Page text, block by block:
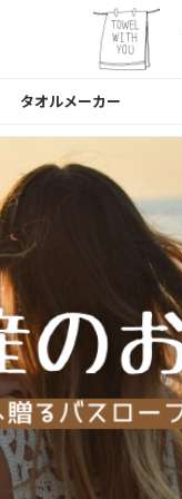
タオルメーカー